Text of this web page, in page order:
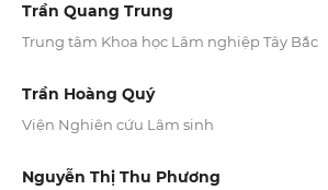
Trần Quang Trung
Trung tâm Khoa học Lâm nghiệp Tây Bắc
Trần Hoàng Quý
Viện Nghiên cứu Lâm sinh
Nguyễn Thị Thu Phương